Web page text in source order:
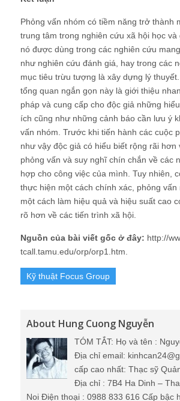
Phỏng vấn nhóm có tiềm năng trở thành
trung tâm trong nghiên cứu xã hội học và
nó được dùng trong các nghiên cứu
như nghiên cứu đánh giá, hay trong các
mục tiêu trừu tượng là xây dựng lý
tổng quan ngắn gọn này là giới thiệu
pháp và cung cấp cho độc giả những
ích cũng như những cảnh báo cần lưu ý
vấn nhóm. Trước khi tiến hành các cuộc
như vậy độc giả có hiểu biết rộng rãi hơn
phỏng vấn và suy nghĩ chín chắn về các
hợp cho công việc của mình. Tuy nhiên,
thực hiện một cách chính xác, phỏng vấn
một cách làm hiệu quả và hiệu suất cao
rõ hơn về các tiến trình xã hội.
Nguồn của bài viết gốc ở đây: http://
tcall.tamu.edu/orp/orp1.htm.
Kỹ thuật Focus Group
About Hung Cuong Nguyễn
TÓM TẮT: Họ và tên :
Địa chỉ email:
cấp cao nhất: Thạc sỹ
Địa chỉ : 7B4 Ha Dinh –
Noi Điện thoại : 0988 833 616 Cấp bậc